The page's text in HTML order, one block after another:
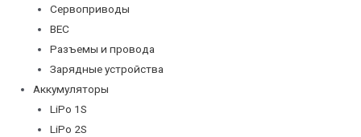
Сервоприводы
BEC
Разъемы и провода
Зарядные устройства
Аккумуляторы
LiPo 1S
LiPo 2S